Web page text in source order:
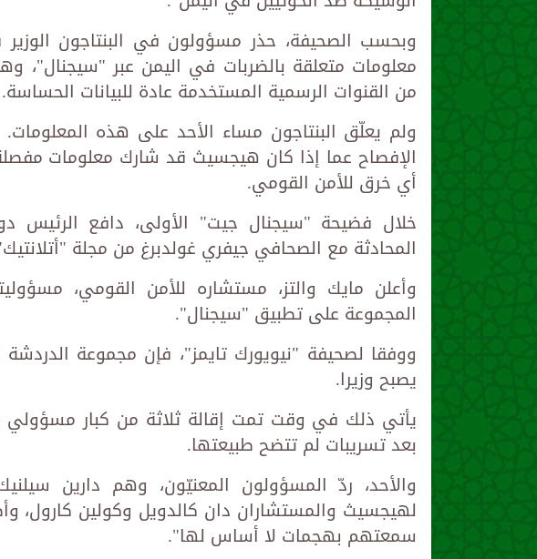
وبحسب الصحيفة، حذر مسؤولون في البنتاجون
معلومات متعلقة بالضربات في اليمن عبر "سيجنال"،
من القنوات الرسمية المستخدمة عادة للبيانات الحساسة.
ولم يعلّق البنتاجون مساء الأحد على هذه
الإفصاح عما إذا كان هيجسيث قد شارك معلومات
أي خرق للأمن القومي.
خلال فضيحة "سيجنال جيت" الأولى، دافع الرئيس
المحادثة مع الصحافي جيفري غولدبرغ من مجلة
وأعلن مايك والتز، مستشاره للأمن القومي،
المجموعة على تطبيق "سيجنال".
ووفقا لصحيفة "نيويورك تايمز"، فإن مجموعة
يصبح وزيرا.
يأتي ذلك في وقت تمت إقالة ثلاثة من كبار مسؤولي
بعد تسريبات لم تتضح طبيعتها.
والأحد، ردّ المسؤولون المعنيّون، وهم دارين
لهيجسيث والمستشاران دان كالدويل وكولين كارول،
سمعتهم بهجمات لا أساس لها".